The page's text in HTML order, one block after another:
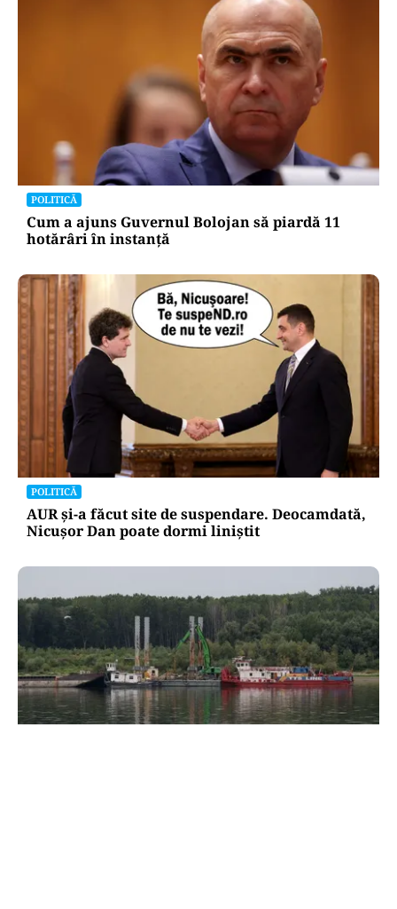
POLITICĂ
Cum a ajuns Guvernul Bolojan să piardă 11
hotărâri în instanță
POLITICĂ
AUR și-a făcut site de suspendare. Deocamdată,
Nicușor Dan poate dormi liniștit